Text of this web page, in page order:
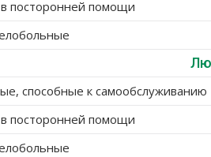
посторонней помощи
способные к самообслуживанию
посторонней помощи